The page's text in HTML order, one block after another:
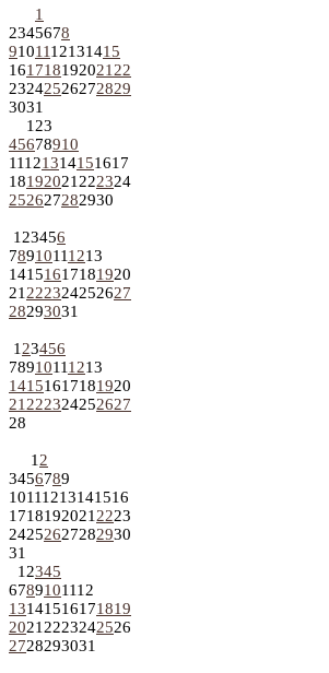
1
2345678
9101112131415
161718192021 22
23242526272829
3031
1 23
45678910
11121314151617
18192021 222324
252627282930
1 23456
78910111213
14151617181920
21 222324252627
28293031
1 23456
78910111213
14151617181920
21 222324252627
28
1 2
3456789
10111213141516
1718192021 2223
24252627282930
31
1 2345
6789101112
13141516171819
2021 2223242526
2728293031